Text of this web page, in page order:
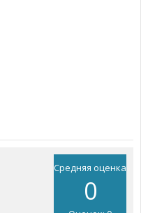
Средняя оценка
0